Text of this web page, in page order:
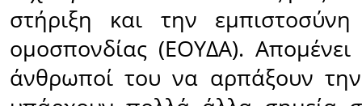
στήριξη και την εμπιστοσύνη
ομοσπονδίας (ΕΟΥΔΑ).
άνθρωποί του να αρπάξουν την